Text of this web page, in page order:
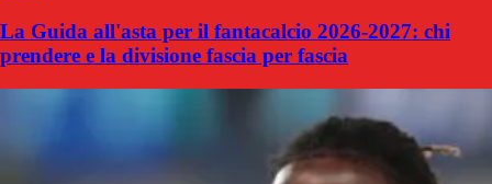
La Guida all'asta per il fantacalcio 2026-2027: chi
prendere e la divisione fascia per fascia